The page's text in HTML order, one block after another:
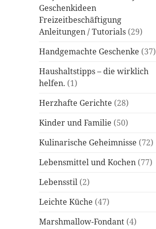
Geschenkideen
Freizeitbeschäftigung
Anleitungen / Tutorials (29)
Handgemachte Geschenke (37)
Haushaltstipps – die wirklich
helfen. (1)
Herzhafte Gerichte (28)
Kinder und Familie (50)
Kulinarische Geheimnisse (72)
Lebensmittel und Kochen (77)
Lebensstil (2)
Leichte Küche (47)
Marshmallow-Fondant (4)